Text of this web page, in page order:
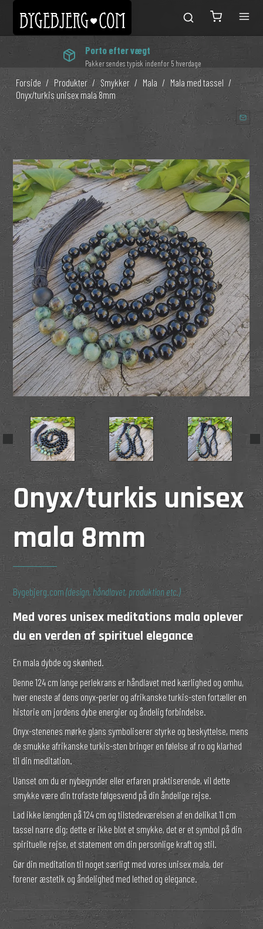
Porto efter vægt
Pakker sendes typisk indenfor 5 hverdage
Forside / Produkter / Smykker / Mala / Mala med tassel /
Onyx/turkis unisex mala 8mm
Onyx/turkis unisex
mala 8mm
Bygebjerg.com(design, håndlavet, produktion etc.)
Med vores unisex meditations mala oplever
du en verden af spirituel elegance
En mala dybde og skønhed.
Denne 124 cm lange perlekrans er håndlavet med kærlighed og omhu,
hver eneste af dens onyx-perler og afrikanske turkis-sten fortæller en
historie om jordens dybe energier og åndelig forbindelse.
Onyx-stenenes mørke glans symboliserer styrke og beskyttelse, mens
de smukke afrikanske turkis-sten bringer en følelse af ro og klarhed
til din meditation.
Uanset om du er nybegynder eller erfaren praktiserende, vil dette
smykke være din trofaste følgesvend på din åndelige rejse.
Lad ikke længden på 124 cm og tilstedeværelsen af en delikat 11 cm
tassel narre dig; dette er ikke blot et smykke, det er et symbol på din
spirituelle rejse, et statement om din personlige kraft og stil.
Gør din meditation til noget særligt med vores unisex mala, der
forener æstetik og åndelighed med lethed og elegance.